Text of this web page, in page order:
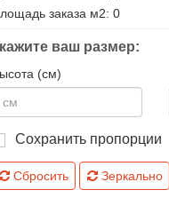
заказа м2: 0
ваш размер:
(см)
Сохранить пропорции
Сбросить Зеркально